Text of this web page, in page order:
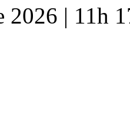
2026 | 11h